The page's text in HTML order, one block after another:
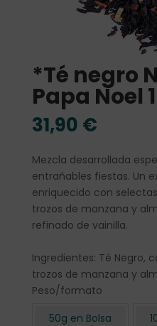
*Té negro
Papa Noel
31,90 €
Mezcla desarrollada
entrañables fiestas. Un
enriquecido con
trozos de manzana y
refinado de vainilla.
Ingredientes: Té Negro,
trozos de manzana y
Peso/formato
50g en Bolsa